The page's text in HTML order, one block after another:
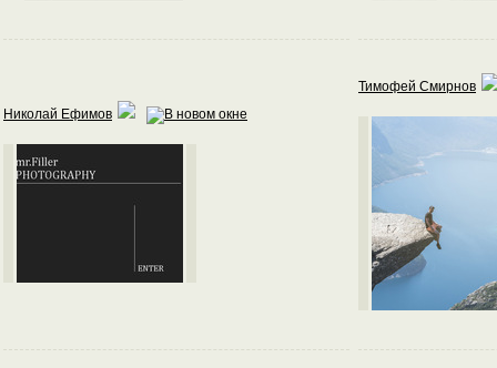
Николай Ефимов
Тимофей Смирнов